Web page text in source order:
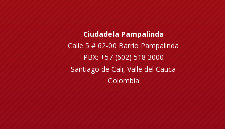
Ciudadela Pampalinda
Calle 5 # 62-00 Barrio Pampalinda
PBX: +57 (602) 518 3000
Santiago de Cali, Valle del Cauca
Colombia